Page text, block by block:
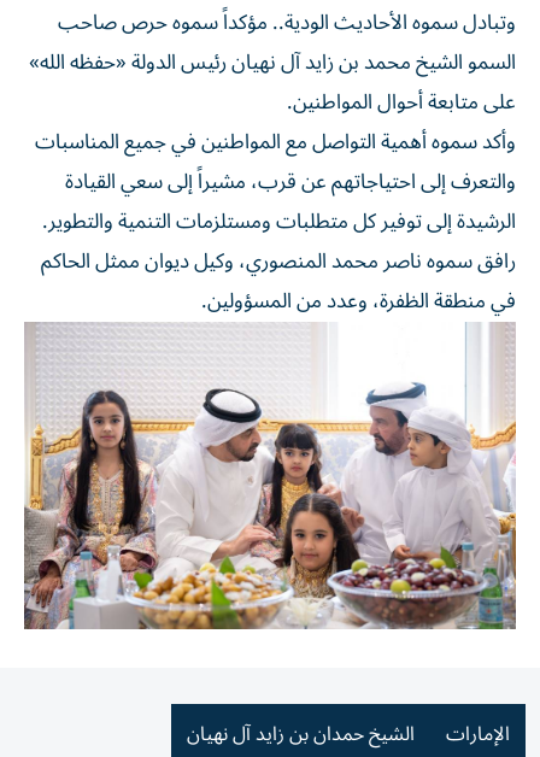
وتبادل سموه الأحاديث الودية.. مؤكداً سموه حرص صاحب
السمو الشيخ محمد بن زايد آل نهيان رئيس الدولة «حفظه الله»
على متابعة أحوال المواطنين.
وأكد سموه أهمية التواصل مع المواطنين في جميع المناسبات
والتعرف إلى احتياجاتهم عن قرب، مشيراً إلى سعي القيادة
الرشيدة إلى توفير كل متطلبات ومستلزمات التنمية والتطوير.
رافق سموه ناصر محمد المنصوري، وكيل ديوان ممثل الحاكم
في منطقة الظفرة، وعدد من المسؤولين.
الإمارات الشيخ حمدان بن زايد آل نهيان